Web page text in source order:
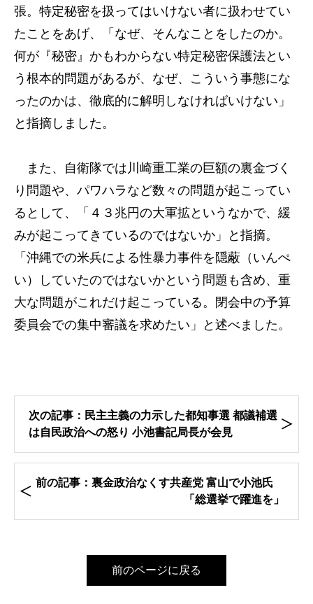
張。特定秘密を扱ってはいけない者に扱わせてい
たことをあげ、「なぜ、そんなことをしたのか。
何が『秘密』かもわからない特定秘密保護法とい
う根本的問題があるが、なぜ、こういう事態にな
ったのかは、徹底的に解明しなければいけない」
と指摘しました。
また、自衛隊では川崎重工業の巨額の裏金づく
り問題や、パワハラなど数々の問題が起こってい
るとして、「４３兆円の大軍拡というなかで、緩
みが起こってきているのではないか」と指摘。
「沖縄での米兵による性暴力事件を隠蔽（いんぺ
い）していたのではないかという問題も含め、重
大な問題がこれだけ起こっている。閉会中の予算
委員会での集中審議を求めたい」と述べました。
次の記事：民主主義の力示した都知事選 都議補選
は自民政治への怒り 小池書記局長が会見
前の記事：裏金政治なくす共産党 富山で小池氏
「総選挙で躍進を」
前のページに戻る